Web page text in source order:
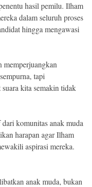
hasil pemilu. Ilham
dalam seluruh proses
hingga mengawasi
memperjuangkan
tapi
kita semakin tidak
komunitas anak muda
harapan agar Ilham
aspirasi mereka.
anak muda, bukan